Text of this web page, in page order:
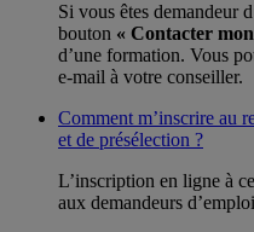
Si vous êtes demandeur
bouton « Contacter
d’une formation. Vous
e-mail à votre conseiller.
Comment m’inscrire au
et de présélection ?
L’inscription en ligne à
aux demandeurs